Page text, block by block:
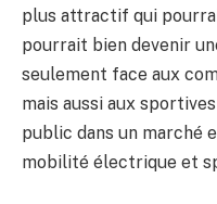
plus attractif qui
pourrait bien devenir
seulement face aux
mais aussi aux
public dans un marché
mobilité électrique et